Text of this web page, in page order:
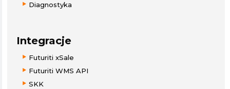
Diagnostyka
Integracje
Futuriti xSale
Futuriti WMS API
SKK